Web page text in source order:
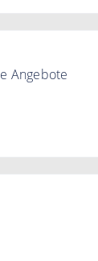
Angebote
Beauty &